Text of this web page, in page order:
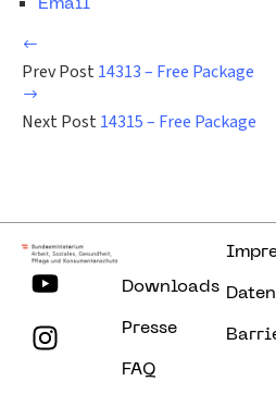
Email
Prev Post 14313 – Free Package
Next Post 14315 – Free Package
Downloads
Presse
FAQ